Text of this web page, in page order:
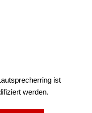
ist
werden.